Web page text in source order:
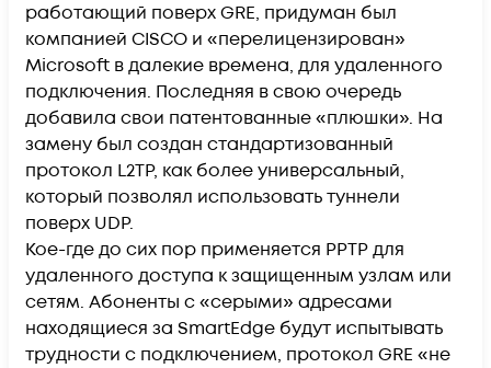
работающий поверх GRE, придуман был
компанией CISCO и «перелицензирован»
Microsoft в далекие времена, для удаленного
подключения. Последняя в свою очередь
добавила свои патентованные «плюшки». На
замену был создан стандартизованный
протокол L2TP, как более универсальный,
который позволял использовать туннели
поверх UDP.
Кое-где до сих пор применяется PPTP для
удаленного доступа к защищенным узлам или
сетям. Абоненты с «серыми» адресами
находящиеся за SmartEdge будут испытывать
трудности с подключением, протокол GRE «не